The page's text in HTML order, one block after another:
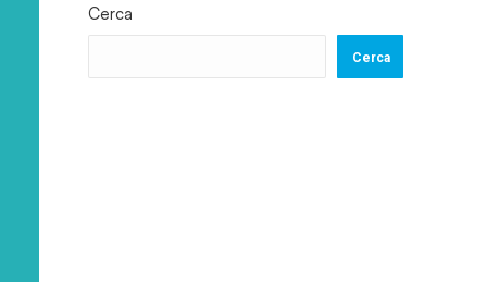
Cerca
Cerca